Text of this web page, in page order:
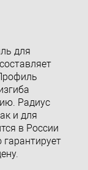
для
Радиус
и для
в России